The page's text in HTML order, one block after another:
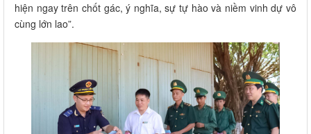
hiện ngay trên chốt gác, ý nghĩa, sự tự hào và niềm vinh dự vô
cùng lớn lao”.